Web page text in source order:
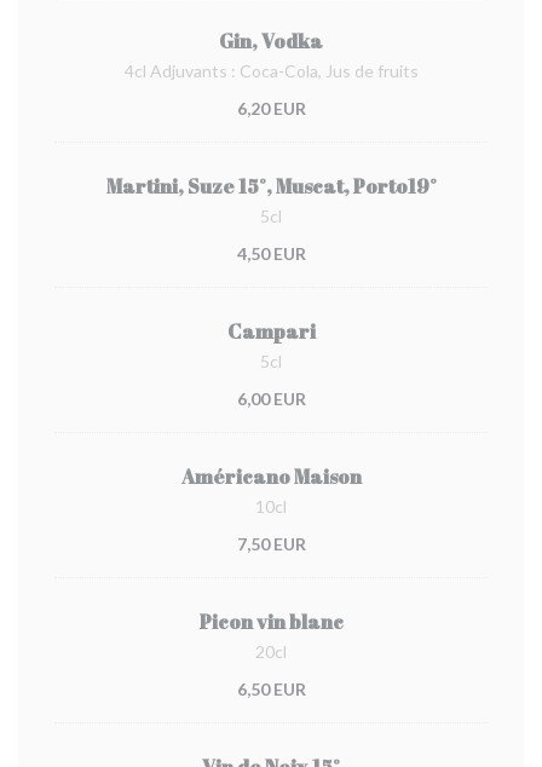
Gin, Vodka
4cl Adjuvants : Coca-Cola, Jus de fruits
6,20 EUR
Martini, Suze 15°, Muscat, Porto19°
5cl
4,50 EUR
Campari
5cl
6,00 EUR
Américano Maison
10cl
7,50 EUR
Picon vin blanc
20cl
6,50 EUR